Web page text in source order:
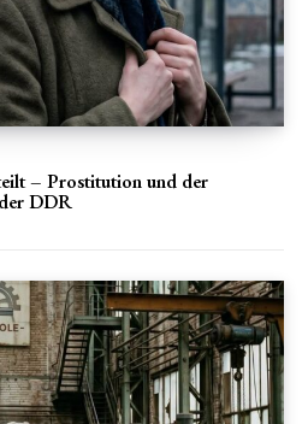
– Prostitution und der
DDR